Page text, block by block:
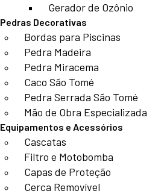
Gerador de Ozônio
Pedras Decorativas
Bordas para Piscinas
Pedra Madeira
Pedra Miracema
Caco São Tomé
Pedra Serrada São Tomé
Mão de Obra Especializada
Equipamentos e Acessórios
Cascatas
Filtro e Motobomba
Capas de Proteção
Cerca Removível